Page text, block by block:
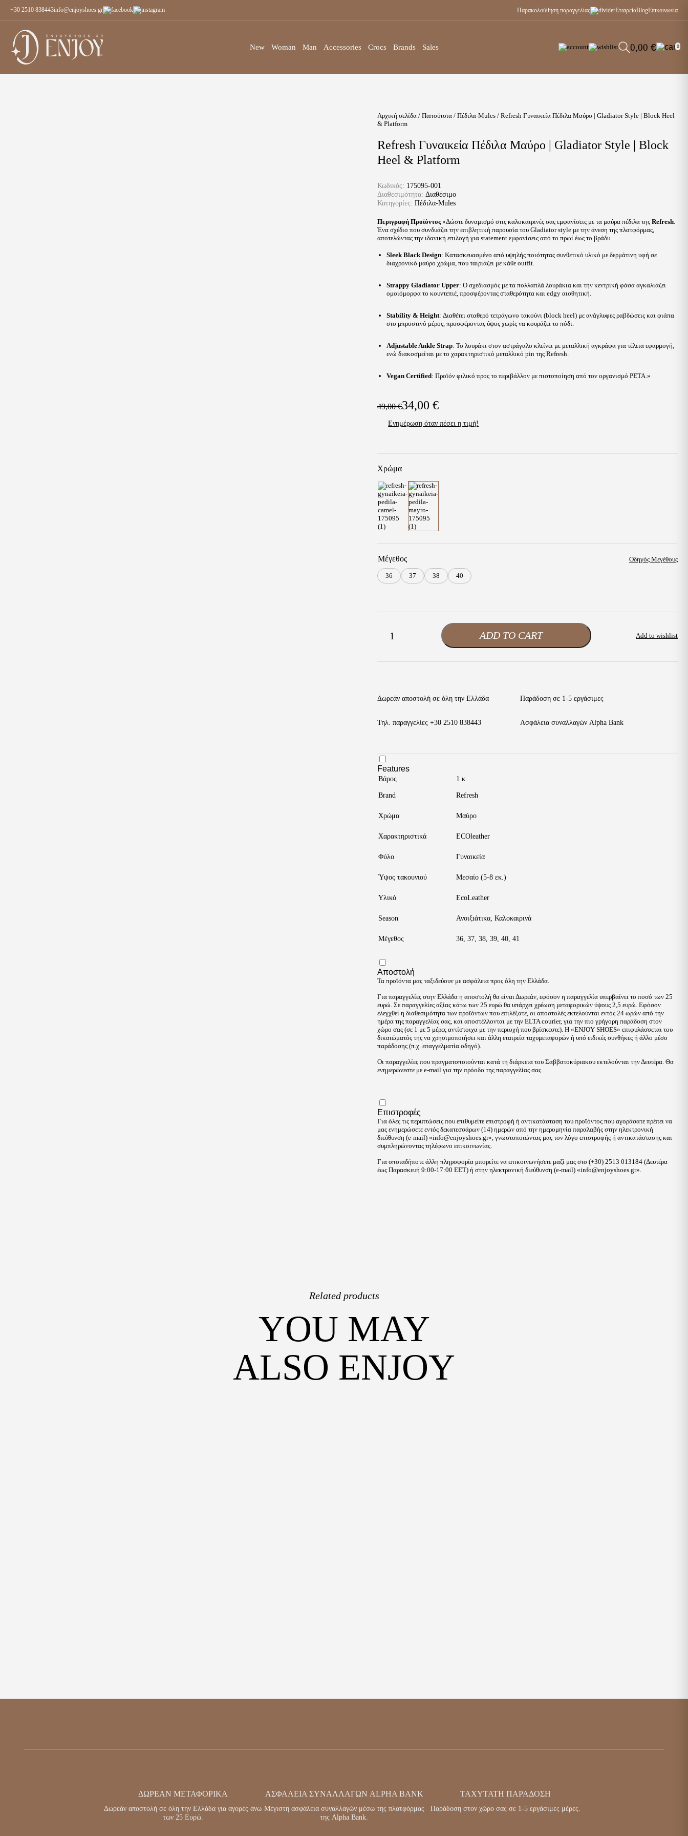
+30 2510 838443info@enjoyshoes.gr Παρακολούθηση παραγγελίας ΕταιρείαBlogΕπικοινωνία
New Woman Man Accessories Crocs Brands Sales 0,00 € 0
Αρχική σελίδα /Παπούτσια /Πέδιλα-Mules / Refresh Γυναικεία Πέδιλα Μαύρο | Gladiator Style | Block Heel
& Platform
Περιγραφή Προϊόντος«Δώστε δυναμισμό στις καλοκαιρινές σας εμφανίσεις με τα μαύρα πέδιλα τηςRefresh.
Ένα σχέδιο που συνδυάζει την επιβλητική παρουσία του Gladiator style με την άνεση της πλατφόρμας,
αποτελώντας την ιδανική επιλογή για statement εμφανίσεις από το πρωί έως το βράδυ.
Sleek Black Design: Κατασκευασμένο από υψηλής ποιότητας συνθετικό υλικό με δερμάτινη υφή σε
διαχρονικό μαύρο χρώμα, που ταιριάζει με κάθε outfit.
Strappy Gladiator Upper: Ο σχεδιασμός με τα πολλαπλά λουράκια και την κεντρική φάσα αγκαλιάζει
ομοιόμορφα το κουντεπιέ, προσφέροντας σταθερότητα και edgy αισθητική.
Stability & Height: Διαθέτει σταθερό τετράγωνο τακούνι (block heel) με ανάγλυφες ραβδώσεις και φιάπα
στο μπροστινό μέρος, προσφέροντας ύψος χωρίς να κουράζει το πόδι.
Adjustable Ankle Strap: Το λουράκι στον αστράγαλο κλείνει με μεταλλική αγκράφα για τέλεια εφαρμογή,
ενώ διακοσμείται με το χαρακτηριστικό μεταλλικό pin της Refresh.
Vegan Certified: Προϊόν φιλικό προς το περιβάλλον με πιστοποίηση από τον οργανισμό PETA.»
49,00€
Original
price
34,00€
Η
τρέχουσα
34,00 €.
Χρώμα
Refresh Γυναικεία Πέδιλα Μαύρο | Gladiator Style | Block
Heel & Platform
Κωδικός: 175095-001
Διαθεσιμότητα:Διαθέσιμο
Κατηγορίες:Πέδιλα-Mules
Ενημέρωση όταν πέσει η τιμή!
Μέγεθος
36 37 38 40
Οδηγός Μεγέθους
Refresh
|
&
Add to wishlist
ADD TO CART
Δωρεάν αποστολή σε όλη την Ελλάδα Παράδοση σε 1-5 εργάσιμες
Τηλ. παραγγελίες+30 2510 838443 Ασφάλεια συναλλαγών Alpha Bank
Features
Βάρος 1 κ.
Brand Refresh
Χρώμα Μαύρο
Χαρακτηριστικά ECOleather
Φύλο Γυναικεία
Ύψος τακουνιού Μεσαίο (5-8 εκ.)
Υλικό EcoLeather
Season Ανοιξιάτικα,Καλοκαιρινά
Μέγεθος 36,37,38,39,40,41
Αποστολή
Τα προϊόντα μας ταξιδεύουν με ασφάλεια προς όλη την Ελλάδα.
Για παραγγελίες στην Ελλάδα η αποστολή θα είναι Δωρεάν, εφόσον η παραγγελία υπερβαίνει το ποσό των 25
ευρώ. Σε παραγγελίες αξίας κάτω των 25 ευρώ θα υπάρχει χρέωση μεταφορικών ύψους 2,5 ευρώ. Εφόσον
ελεγχθεί η διαθεσιμότητα των προϊόντων που επιλέξατε, οι αποστολές εκτελούνται εντός 24 ωρών από την
ημέρα της παραγγελίας σας, και αποστέλλονται με την ELTA courier, για την πιο γρήγορη παράδοση στον
χώρο σας (σε 1 με 5 μέρες αντίστοιχα με την περιοχή που βρίσκεστε). Η «ENJOY SHOES» επιφυλάσσεται του
δικαιώματός της να χρησιμοποιήσει και άλλη εταιρεία ταχυμεταφορών ή υπό ειδικές συνθήκες ή άλλο μέσο
παράδοσης (π.χ. επαγγελματία οδηγό).
Οι παραγγελίες που πραγματοποιούνται κατά τη διάρκεια του Σαββατοκύριακου εκτελούνται την Δευτέρα. Θα
ενημερώνεστε με e-mail για την πρόοδο της παραγγελίας σας.
Επιστροφές
Για όλες τις περιπτώσεις που επιθυμείτε επιστροφή ή αντικατάσταση του προϊόντος που αγοράσατε πρέπει να
μας ενημερώσετε εντός δεκατεσσάρων (14) ημερών από την ημερομηνία παραλαβής στην ηλεκτρονική
διεύθυνση (e-mail) «info@enjoyshoes.gr», γνωστοποιώντας μας τον λόγο επιστροφής ή αντικατάστασης και
συμπληρώνοντας τηλέφωνο επικοινωνίας.
Για οποιαδήποτε άλλη πληροφορία μπορείτε να επικοινωνήσετε μαζί μας στο (+30) 2513 013184 (Δευτέρα
έως Παρασκευή 9:00-17:00 EET) ή στην ηλεκτρονική διεύθυνση (e-mail) «info@enjoyshoes.gr».
Related products
YOU MAY
ALSO ENJOY
ΔΩΡΕΆΝ ΜΕΤΑΦΟΡΙΚΆ
Δωρεάν αποστολή σε όλη την Ελλάδα για αγορές άνω
των 25 Ευρώ.
ΑΣΦΆΛΕΙΑ ΣΥΝΑΛΛΑΓΏΝ ALPHA BANK
Μέγιστη ασφάλεια συναλλαγών μέσω της πλατφόρμας
της Alpha Bank.
ΤΑΧΎΤΑΤΗ ΠΑΡΆΔΟΣΗ
Παράδοση στον χώρο σας σε 1-5 εργάσιμες μέρες.